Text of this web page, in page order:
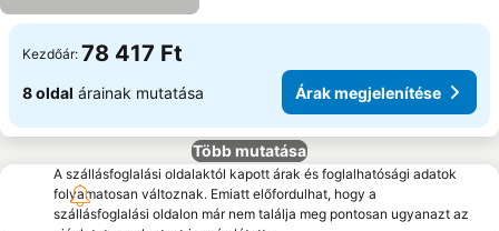
Kezdőár: 78 417 Ft
8 oldal árainak mutatása Árak megjelenítése
Több mutatása
A szállásfoglalási oldalaktól kapott árak és foglalhatósági adatok
folyamatosan változnak. Emiatt előfordulhat, hogy a
szállásfoglalási oldalon már nem találja meg pontosan ugyanazt az